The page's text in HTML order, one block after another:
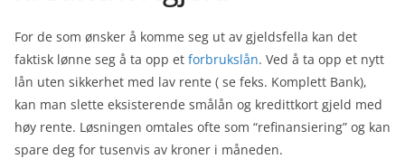
For de som ønsker å komme seg ut av gjeldsfella kan det
faktisk lønne seg å ta opp et forbrukslån. Ved å ta opp et nytt
lån uten sikkerhet med lav rente ( se feks. Komplett Bank),
kan man slette eksisterende smålån og kredittkort gjeld med
høy rente. Løsningen omtales ofte som “refinansiering” og kan
spare deg for tusenvis av kroner i måneden.